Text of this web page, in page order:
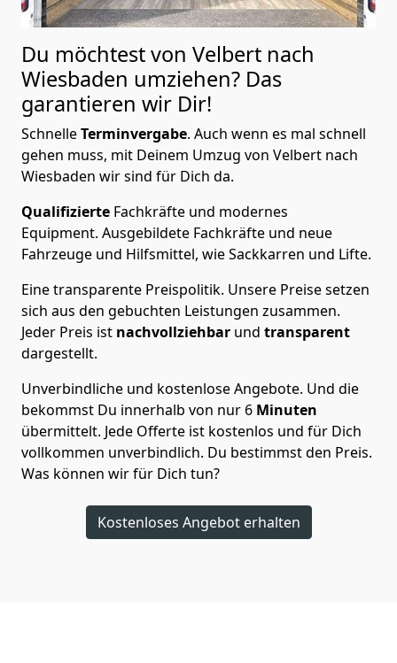
Du möchtest von Velbert nach
Wiesbaden umziehen? Das
garantieren wir Dir!
SchnelleTerminvergabe. Auch wenn es mal schnell
gehen muss, mit Deinem Umzug von Velbert nach
Wiesbaden wir sind für Dich da.
Qualifizierte Fachkräfte und modernes
Equipment. Ausgebildete Fachkräfte und neue
Fahrzeuge und Hilfsmittel, wie Sackkarren und Lifte.
Eine transparente Preispolitik. Unsere Preise setzen
sich aus den gebuchten Leistungen zusammen.
Jeder Preis ist nachvollziehbar und transparent
dargestellt.
Unverbindliche und kostenlose Angebote. Und die
bekommst Du innerhalb von nur 6 Minuten
übermittelt. Jede Offerte ist kostenlos und für Dich
vollkommen unverbindlich. Du bestimmst den Preis.
Was können wir für Dich tun?
Kostenloses Angebot erhalten